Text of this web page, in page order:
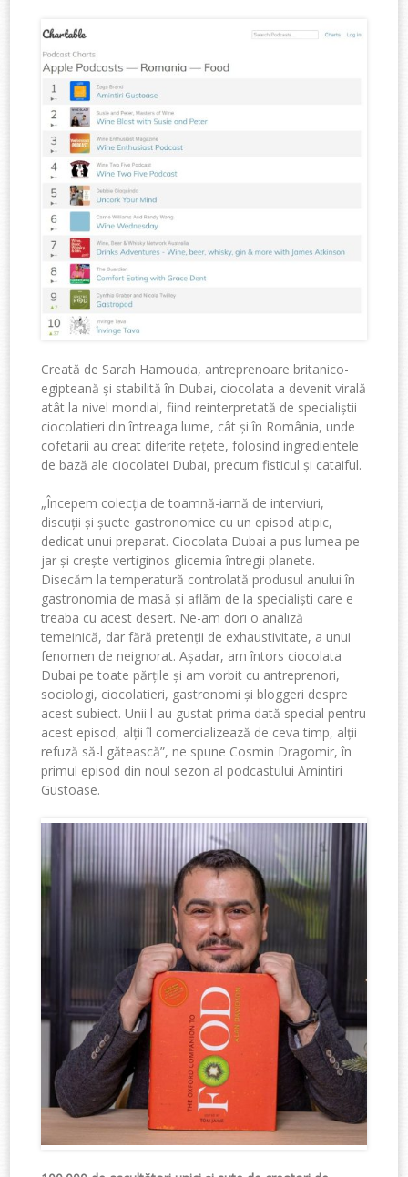
Creată de Sarah Hamouda, antreprenoare britanico-
egipteană și stabilită în Dubai, ciocolata a devenit virală
atât la nivel mondial, fiind reinterpretată de specialiștii
ciocolatieri din întreaga lume, cât și în România, unde
cofetarii au creat diferite rețete, folosind ingredientele
de bază ale ciocolatei Dubai, precum fisticul și cataiful.
„Începem colecția de toamnă-iarnă de interviuri,
discuții și șuete gastronomice cu un episod atipic,
dedicat unui preparat. Ciocolata Dubai a pus lumea pe
jar și crește vertiginos glicemia întregii planete.
Disecăm la temperatură controlată produsul anului în
gastronomia de masă și aflăm de la specialiști care e
treaba cu acest desert. Ne-am dori o analiză
temeinică, dar fără pretenții de exhaustivitate, a unui
fenomen de neignorat. Așadar, am întors ciocolata
Dubai pe toate părțile și am vorbit cu antreprenori,
sociologi, ciocolatieri, gastronomi și bloggeri despre
acest subiect. Unii l-au gustat prima dată special pentru
acest episod, alții îl comercializează de ceva timp, alții
refuză să-l gătească”, ne spune Cosmin Dragomir, în
primul episod din noul sezon al podcastului Amintiri
Gustoase.